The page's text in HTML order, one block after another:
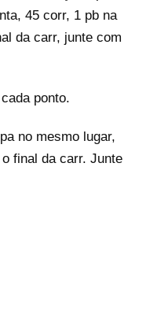
45 corr, 1 pb na
da carr, junte com
ponto.
no mesmo lugar,
final da carr. Junte